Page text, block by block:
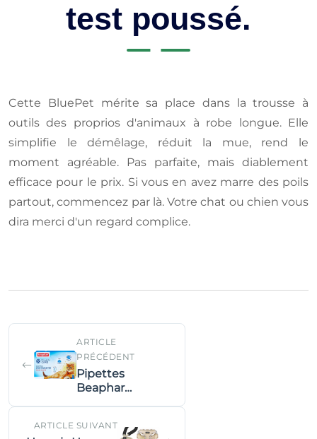
test poussé.
Cette BluePet mérite sa place dans la trousse à
outils des proprios d'animaux à robe longue. Elle
simplifie le démêlage, réduit la mue, rend le
moment agréable. Pas parfaite, mais diablement
efficace pour le prix. Si vous en avez marre des poils
partout, commencez par là. Votre chat ou chien vous
dira merci d'un regard complice.
ARTICLE
PRÉCÉDENT
Pipettes
Beaphar
chimie ?
ARTICLE SUIVANT